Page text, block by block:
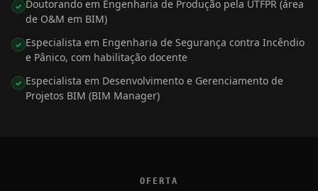
✓ Doutorando em Engenharia de Produção pela UTFPR (área
de O&M em BIM)
✓ Especialista em Engenharia de Segurança contra Incêndio
e Pânico, com habilitação docente
✓ Especialista em Desenvolvimento e Gerenciamento de
Projetos BIM (BIM Manager)
OFERTA